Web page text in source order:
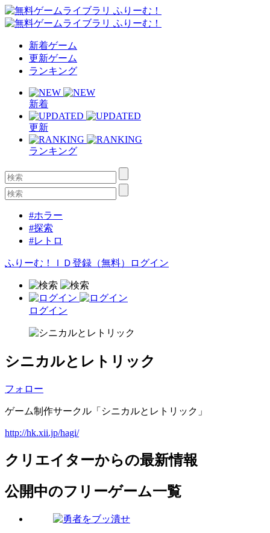
新着ゲーム
更新ゲーム
ランキング
新着
更新
ランキング
#ホラー
#探索
#レトロ
ふりーむ！ＩＤ登録（無料） ログイン
ログイン
シニカルとレトリック
フォロー
ゲーム制作サークル「シニカルとレトリック」
http://hk.xii.jp/hagi/
クリエイターからの最新情報
公開中のフリーゲーム一覧